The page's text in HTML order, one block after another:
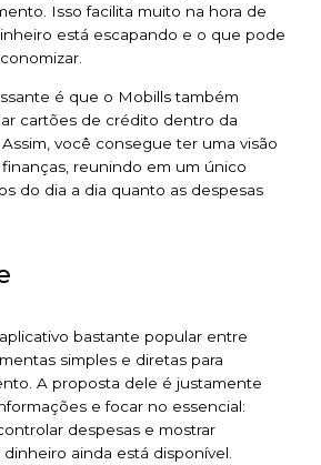
Isso facilita muito na hora de
está escapando e o que pode
é que o Mobills também
cartões de crédito dentro da
você consegue ter uma visão
reunindo em um único
do dia a dia quanto as despesas
bastante popular entre
simples e diretas para
A proposta dele é justamente
e focar no essencial:
despesas e mostrar
ainda está disponível.